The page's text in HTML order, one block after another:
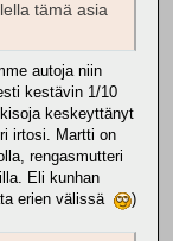
tämä asia
autoja niin
kestävin 1/10
keskeyttänyt
irtosi. Martti on
rengasmutteri
Eli kunhan
erien välissä
)